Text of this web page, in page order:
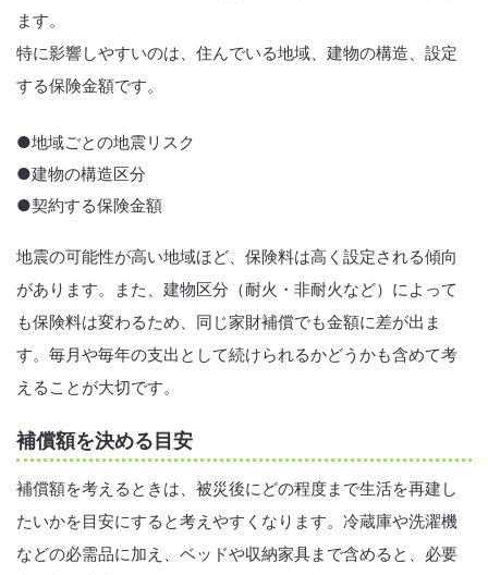
ます。
特に影響しやすいのは、住んでいる地域、建物の構造、設定
する保険金額です。
●地域ごとの地震リスク
●建物の構造区分
●契約する保険金額
地震の可能性が高い地域ほど、保険料は高く設定される傾向
があります。また、建物区分（耐火・非耐火など）によって
も保険料は変わるため、同じ家財補償でも金額に差が出ま
す。毎月や毎年の支出として続けられるかどうかも含めて考
えることが大切です。
補償額を決める目安
補償額を考えるときは、被災後にどの程度まで生活を再建し
たいかを目安にすると考えやすくなります。冷蔵庫や洗濯機
などの必需品に加え、ベッドや収納家具まで含めると、必要